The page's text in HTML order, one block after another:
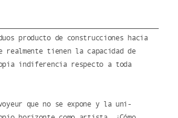
producto de construcciones hacia
realmente tienen la capacidad de
indiferencia respecto a toda
que no se expone y la uni-